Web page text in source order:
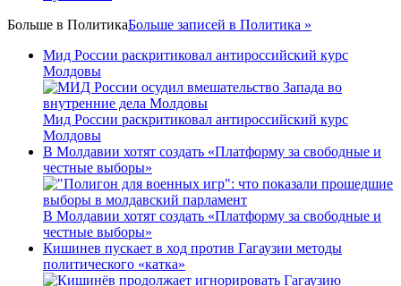
Больше в ПолитикаБольше записей в Политика »
Мид России раскритиковал антироссийский курс
Молдовы
Мид России раскритиковал антироссийский курс
Молдовы
В Молдавии хотят создать «Платформу за свободные и
честные выборы»
В Молдавии хотят создать «Платформу за свободные и
честные выборы»
Кишинев пускает в ход против Гагаузии методы
политического «катка»